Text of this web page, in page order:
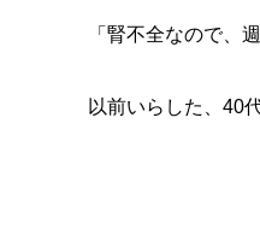
「腎不全なので、
以前いらした、40